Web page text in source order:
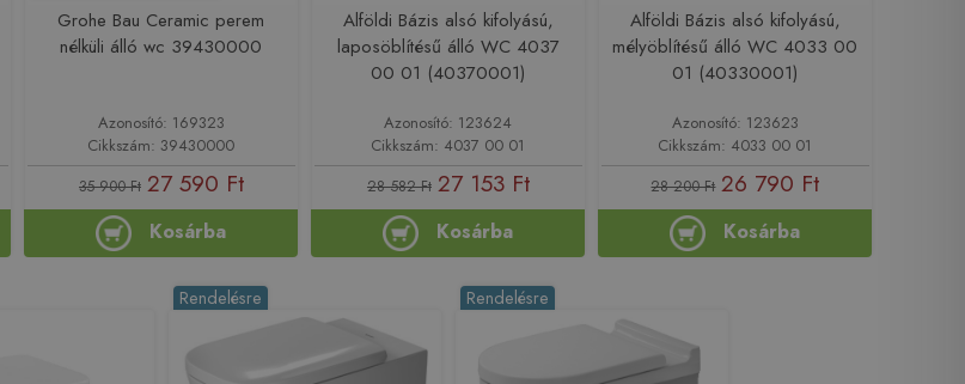
Grohe Bau Ceramic perem
nélküli álló wc 39430000
Azonosító: 169323
Cikkszám: 39430000
35 900 Ft 27 590 Ft
Kosárba
Alföldi Bázis alsó kifolyású,
laposöblítésű álló WC 4037
00 01 (40370001)
Azonosító: 123624
Cikkszám: 4037 00 01
28 582 Ft 27 153 Ft
Kosárba
Alföldi Bázis alsó kifolyású,
mélyöblítésű álló WC 4033 00
01 (40330001)
Azonosító: 123623
Cikkszám: 4033 00 01
28 200 Ft 26 790 Ft
Kosárba
Rendelésre Rendelésre